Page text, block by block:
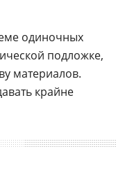
одиночных
подложке,
материалов.
крайне